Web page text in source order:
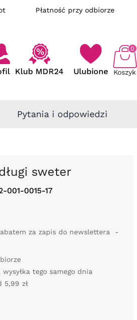
zwrot Płatność przy odbiorze
Klub MDR24 Ulubione Koszyk
0
Pytania i odpowiedzi
sweter
001-0015-17
za zapis do newslettera -
tego samego dnia
5,99 zł